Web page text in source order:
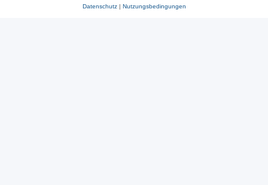
Datenschutz| Nutzungsbedingungen